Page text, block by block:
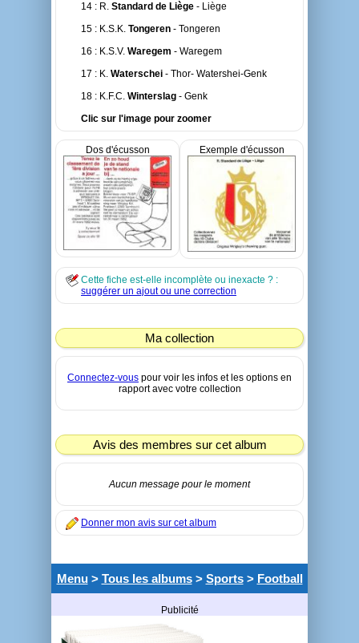
14 : R. Standard de Liège - Liège
15 : K.S.K. Tongeren - Tongeren
16 : K.S.V. Waregem - Waregem
17 : K. Waterschei - Thor- Watershei-Genk
18 : K.F.C. Winterslag - Genk
Clic sur l'image pour zoomer
Dos d'écusson Exemple d'écusson
Cette fiche est-elle incomplète ou inexacte ? :
suggérer un ajout ou une correction
Ma collection
Connectez-vous pour voir les infos et les options en
rapport avec votre collection
Avis des membres sur cet album
Aucun message pour le moment
Donner mon avis sur cet album
Menu> Tous les albums> Sports> Football
Publicité